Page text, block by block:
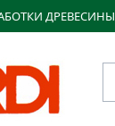
ДРЕВЕСИНЫ